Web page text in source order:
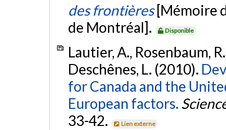
des frontières [Mémoire
de Montréal].
Disponible
Lautier, A., Rosenbaum,
Deschênes, L. (2010).
for Canada and the
European factors.
33-42.
Lien externe